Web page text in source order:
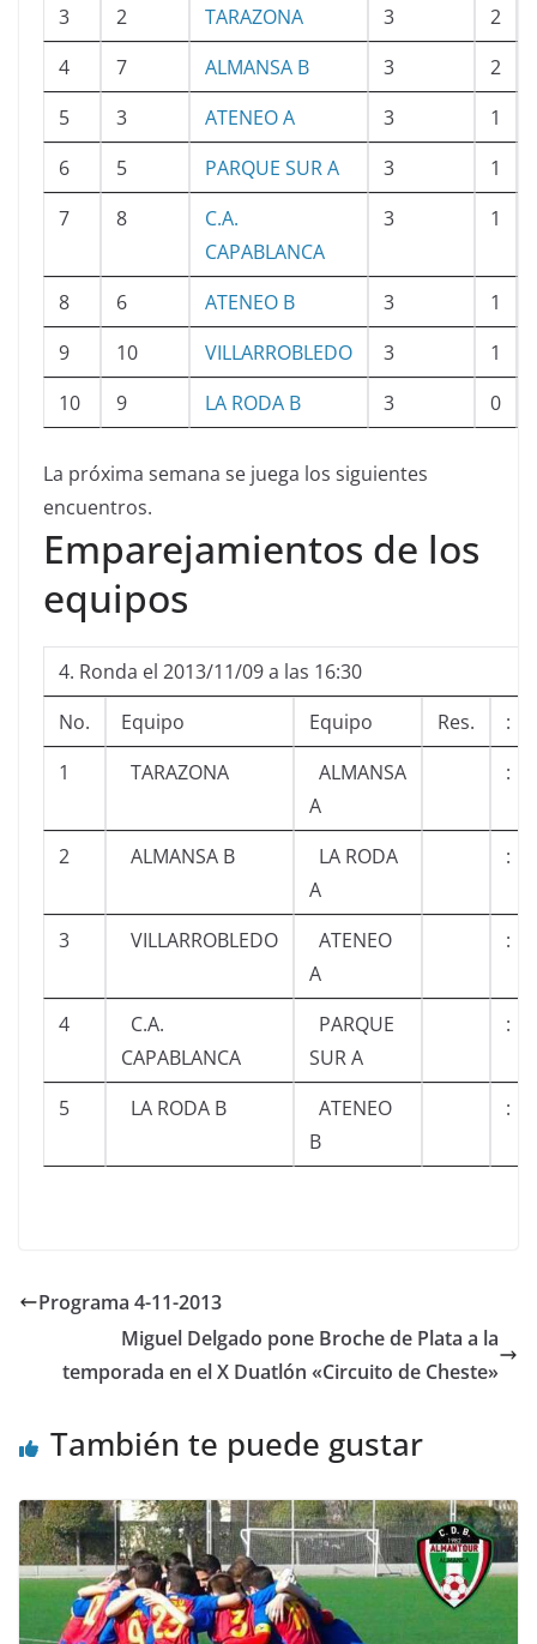
3 2 TARAZONA 3 2
4
7 ALMANSA B 3 2
5
3 ATENEO A 3 1
6
5 PARQUE SUR A 3 1
7
8
C.A.
CAPABLANCA
3 1
8 6 ATENEO B 3 1
9
10 VILLARROBLEDO 3 1
10
9 LA RODA B 3 0
La próxima semana se juega los siguientes
encuentros.
Emparejamientos de los
equipos
4. Ronda el 2013/11/09 a las 16:30
No.
Equipo Equipo Res.
:
1
TARAZONA
ALMANSA
A
:
2 ALMANSA B
LA RODA
A
:
3 VILLARROBLEDO
ATENEO
A
:
4
C.A.
CAPABLANCA
PARQUE
SUR A
:
5 LA RODA B
ATENEO
B
:
Programa 4-11-2013
Miguel Delgado pone Broche de Plata a la
temporada en el X Duatlón «Circuito de Cheste»
También te puede gustar